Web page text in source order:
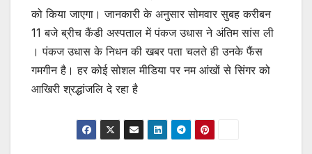
को किया जाएगा। जानकारी के अनुसार सोमवार सुबह करीबन
11 बजे ब्रीच कैंडी अस्पताल में पंकज उधास ने अंतिम सांस ली
। पंकज उधास के निधन की खबर पता चलते ही उनके फैंस
गमगीन है। हर कोई सोशल मीडिया पर नम आंखों से सिंगर को
आखिरी श्रद्धांजलि दे रहा है